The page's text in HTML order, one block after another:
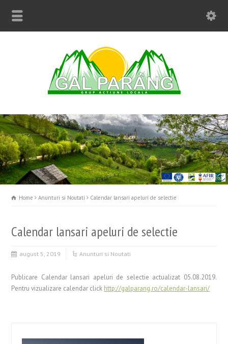
Home Anunturi si Noutati Calendar lansari apeluri de selectie
Calendar lansari apeluri de selectie
august 5, 2019 Anunturi si Noutati
Publicare Calendar lansari apeluri de selectie actualizat 05.08.2019.
Pentru vizualizare calendar click http://galparang.ro/calendar-lansari/